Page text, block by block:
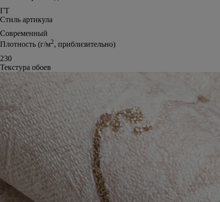
ГТ
Стиль артикула
Современный
Плотность (г/м2, приблизительно)
230
Текстура обоев